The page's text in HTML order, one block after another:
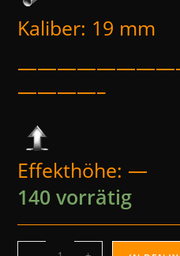
Kaliber: 19 mm
————–
Effekthöhe: —
140 vorrätig